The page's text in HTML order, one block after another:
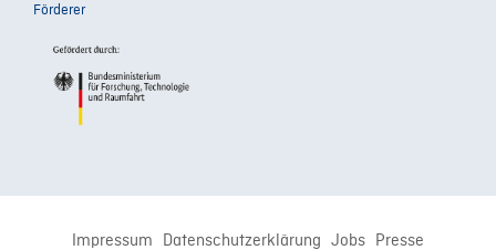
Förderer
Impressum Datenschutzerklärung Jobs Presse